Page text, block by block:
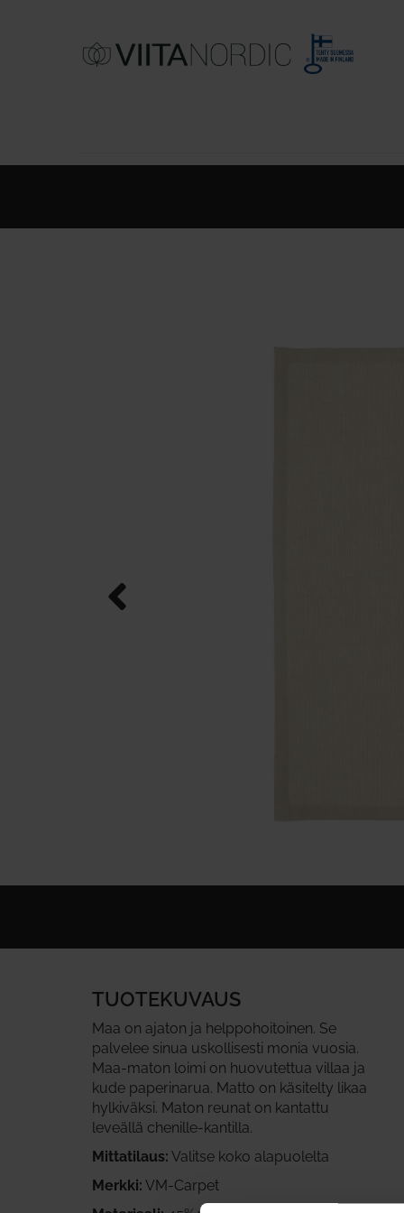
TUOTEKUVAUS
Maa on ajaton ja helppohoitoinen. Se
palvelee sinua uskollisesti monia vuosia.
Maa-maton loimi on huovutettua villaa ja
kude paperinarua. Matto on käsitelty likaa
hylkiväksi. Maton reunat on kantattu
leveällä chenille-kantilla.
Mittatilaus: Valitse koko alapuolelta
Merkki: VM-Carpet